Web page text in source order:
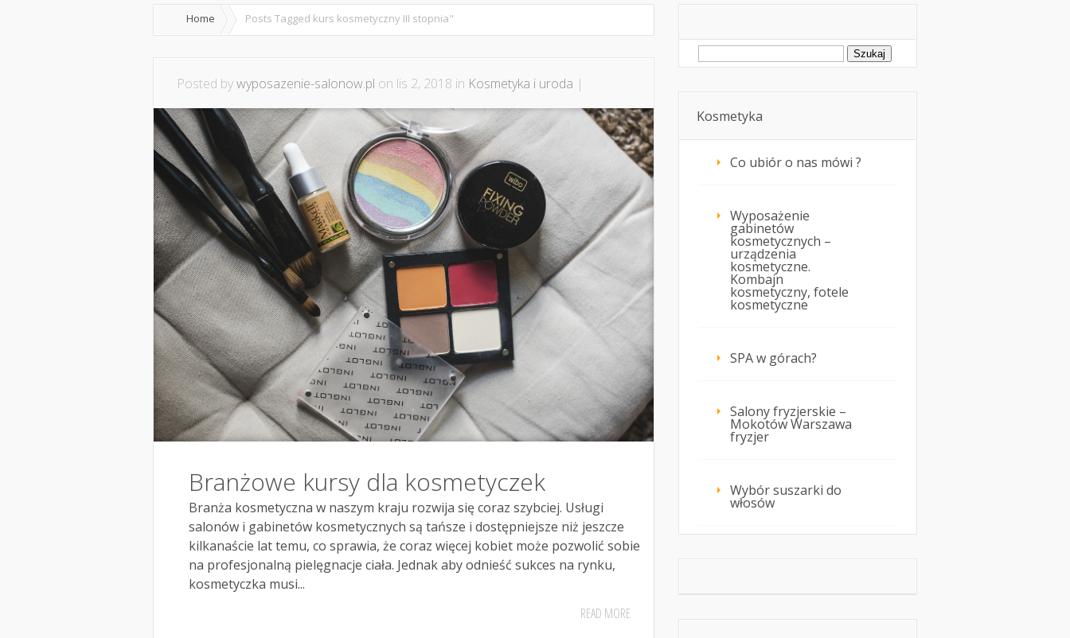
Home Posts Tagged kurs kosmetyczny III stopnia"
Posted bywyposazenie-salonow.pl on lis 2, 2018 in Kosmetyka i uroda |
Branżowe kursy dla kosmetyczek
Branża kosmetyczna w naszym kraju rozwija się coraz szybciej. Usługi
salonów i gabinetów kosmetycznych są tańsze i dostępniejsze niż jeszcze
kilkanaście lat temu, co sprawia, że coraz więcej kobiet może pozwolić sobie
na profesjonalną pielęgnacje ciała. Jednak aby odnieść sukces na rynku,
kosmetyczka musi...
READ MORE
Szukaj:
Kosmetyka
Co ubiór o nas mówi ?
Wyposażenie
gabinetów
kosmetycznych –
urządzenia
kosmetyczne.
Kombajn
kosmetyczny, fotele
kosmetyczne
SPA w górach?
Salony fryzjerskie –
Mokotów Warszawa
fryzjer
Wybór suszarki do
włosów